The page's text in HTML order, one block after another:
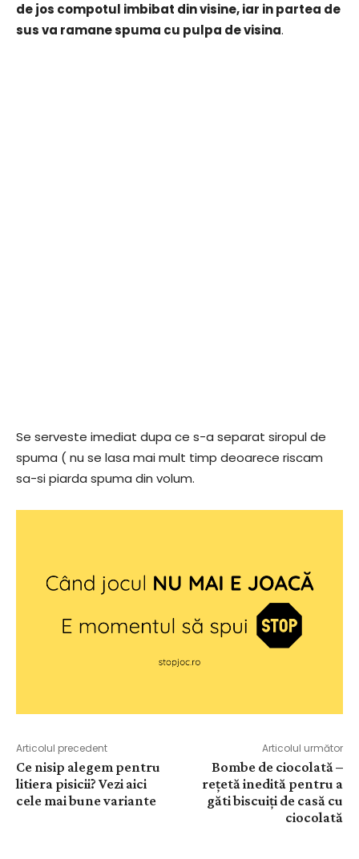
de jos compotul imbibat din visine, iar in partea de
sus va ramane spuma cu pulpa de visina.
Se serveste imediat dupa ce s-a separat siropul de
spuma ( nu se lasa mai mult timp deoarece riscam
sa-si piarda spuma din volum.
Articolul precedent
Ce nisip alegem pentru
litiera pisicii? Vezi aici
cele mai bune variante
Articolul următor
Bombe de ciocolată –
rețetă inedită pentru a
găti biscuiți de casă cu
ciocolată